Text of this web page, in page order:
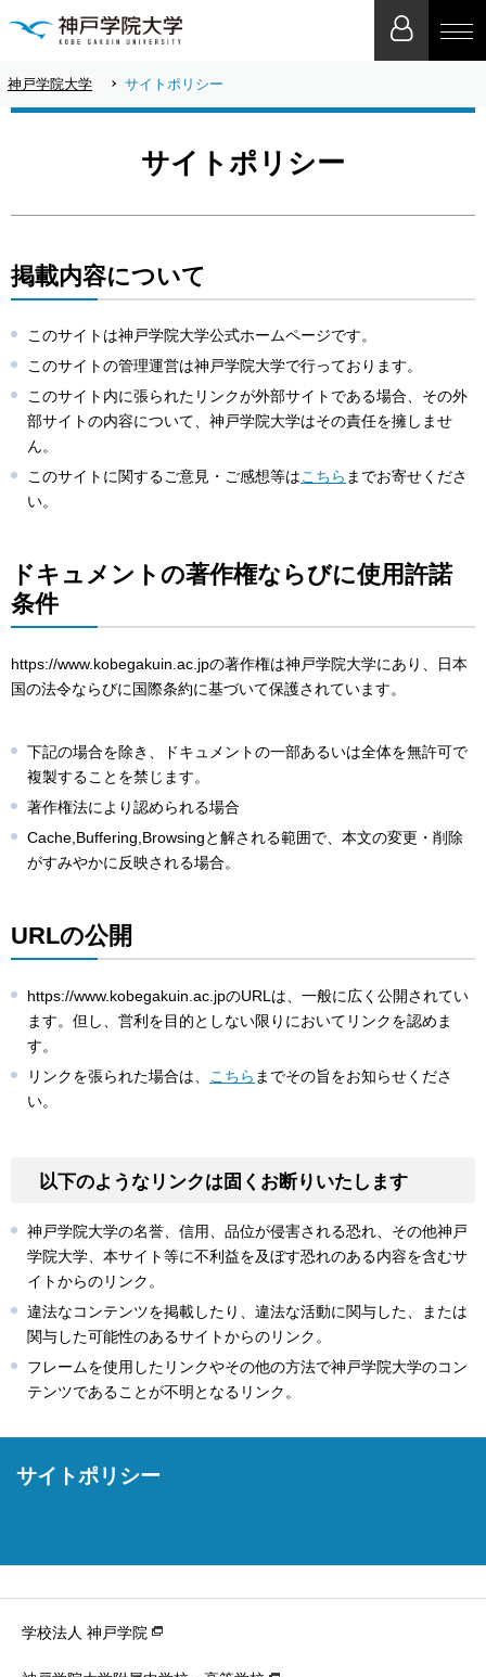
神戸学院大学 サイトポリシー
サイトポリシー
掲載内容について
このサイトは神戸学院大学公式ホームページです。
このサイトの管理運営は神戸学院大学で行っております。
このサイト内に張られたリンクが外部サイトである場合、その外
部サイトの内容について、神戸学院大学はその責任を擁しませ
ん。
このサイトに関するご意見・ご感想等はこちら までお寄せくださ
い。
ドキュメントの著作権ならびに使用許諾
条件
https://www.kobegakuin.ac.jpの著作権は神戸学院大学にあり、日本
国の法令ならびに国際条約に基づいて保護されています。
下記の場合を除き、ドキュメントの一部あるいは全体を無許可で
複製することを禁じます。
著作権法により認められる場合
Cache,Buffering,Browsingと解される範囲で、本文の変更・削除
がすみやかに反映される場合。
URLの公開
https://www.kobegakuin.ac.jpのURLは、一般に広く公開されてい
ます。但し、営利を目的としない限りにおいてリンクを認めま
す。
リンクを張られた場合は、
こちら までその旨をお知らせくださ
い。
以下のようなリンクは固くお断りいたします
神戸学院大学の名誉、信用、品位が侵害される恐れ、その他神戸
学院大学、本サイト等に不利益を及ぼす恐れのある内容を含むサ
イトからのリンク。
違法なコンテンツを掲載したり、違法な活動に関与した、または
関与した可能性のあるサイトからのリンク。
フレームを使用したリンクやその他の方法で神戸学院大学のコン
テンツであることが不明となるリンク。
サイトポリシー
学校法人 神戸学院